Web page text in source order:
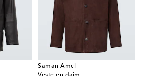
Saman Amel